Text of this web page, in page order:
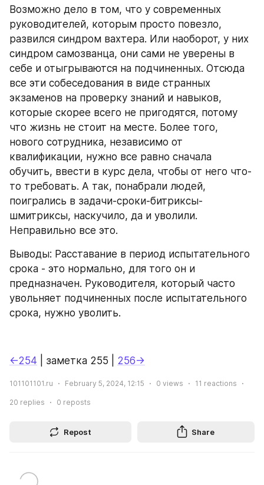
Возможно дело в том, что у современных
руководителей, которым просто повезло,
развился синдром вахтера. Или наоборот, у них
синдром самозванца, они сами не уверены в
себе и отыгрываются на подчиненных. Отсюда
все эти собеседования в виде странных
экзаменов на проверку знаний и навыков,
которые скорее всего не пригодятся, потому
что жизнь не стоит на месте. Более того,
нового сотрудника, независимо от
квалификации, нужно все равно сначала
обучить, ввести в курс дела, чтобы от него что-
то требовать. А так, понабрали людей,
поигрались в задачи-сроки-битриксы-
шмитриксы, наскучило, да и уволили.
Неправильно все это.
Выводы: Расставание в период испытательного
срока - это нормально, для того он и
предназначен. Руководителя, который часто
увольняет подчиненных после испытательного
срока, нужно уволить.
←254 | заметка 255 | 256→
101101101.ru February 5, 2024, 12:15 0 views 11 reactions
20 replies 0 reposts
Repost Share